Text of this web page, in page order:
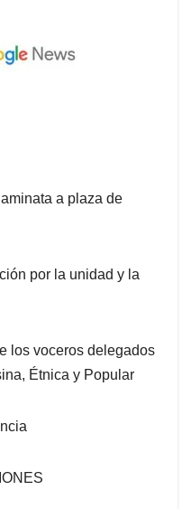
a plaza de
por la unidad y la
los voceros delegados
Étnica y Popular